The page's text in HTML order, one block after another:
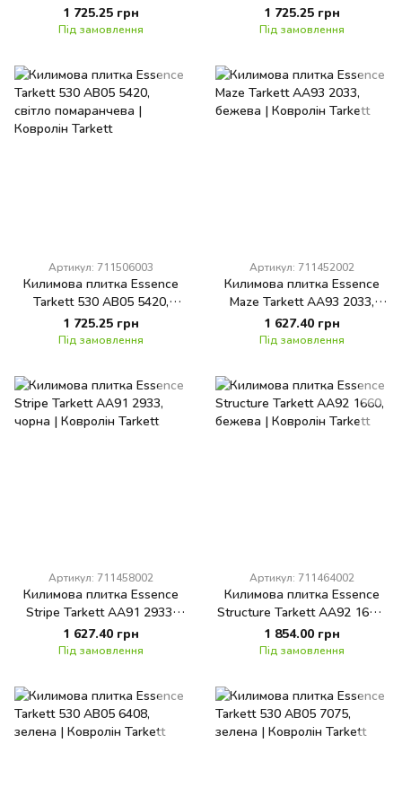
червона
1 725.25 грн
Під замовлення
помаранчева
1 725.25 грн
Під замовлення
Артикул: 711506003
Килимова плитка Essence
Tarkett 530 AB05 5420,
світло помаранчева
1 725.25 грн
Під замовлення
Артикул: 711452002
Килимова плитка Essence
Maze Tarkett AA93 2033,
бежева
1 627.40 грн
Під замовлення
Артикул: 711458002
Килимова плитка Essence
Stripe Tarkett AA91 2933,
чорна
1 627.40 грн
Під замовлення
Артикул: 711464002
Килимова плитка Essence
Structure Tarkett AA92 1660,
бежева
1 854.00 грн
Під замовлення